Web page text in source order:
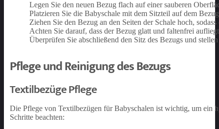
Legen Sie den neuen Bezug flach auf einer sauberen
Platzieren Sie die Babyschale mit dem Sitzteil auf dem
Ziehen Sie den Bezug an den Seiten der Schale hoch,
Achten Sie darauf, dass der Bezug glatt und faltenfrei
Überprüfen Sie abschließend den Sitz des Bezugs und
Pflege und Reinigung des Bezugs
Textilbezüge Pflege
Die Pflege von Textilbezügen für Babyschalen ist wichtig, um ein
Schritte beachten: